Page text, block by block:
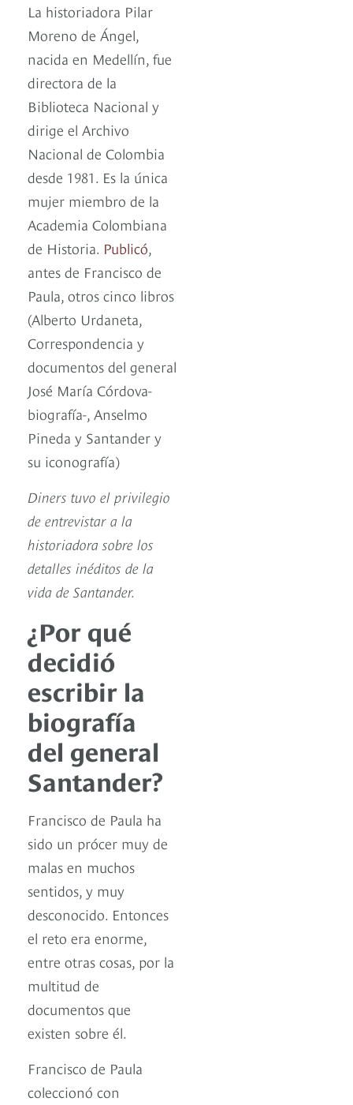
La historiadora Pilar
Moreno de Ángel,
nacida en Medellín, fue
directora de la
Biblioteca Nacional y
dirige el Archivo
Nacional de Colombia
desde 1981. Es la única
mujer miembro de la
Academia Colombiana
de Historia. Publicó,
antes de Francisco de
Paula, otros cinco libros
(Alberto Urdaneta,
Correspondencia y
documentos del general
José María Córdova-
biografía-, Anselmo
Pineda y Santander y
su iconografía)
Diners tuvo el privilegio
de entrevistar a la
historiadora sobre los
detalles inéditos de la
vida de Santander.
¿Por qué
decidió
escribir la
biografía
del general
Santander?
Francisco de Paula ha
sido un prócer muy de
malas en muchos
sentidos, y muy
desconocido. Entonces
el reto era enorme,
entre otras cosas, por la
multitud de
documentos que
existen sobre él.
Francisco de Paula
coleccionó con